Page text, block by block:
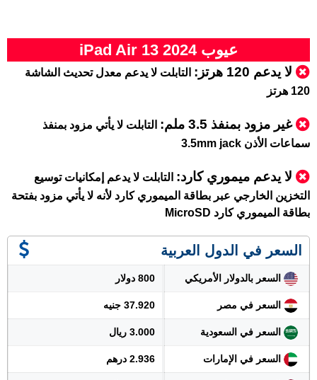
عيوب iPad Air 13 2024
لا يدعم 120 هرتز:
التابلت لا يدعم معدل تحديث الشاشة
120 هرتز
غير مزود بمنفذ 3.5 ملم:
التابلت لا يأتي مزود بمنفذ
سماعات الأذن 3.5mm jack
لا يدعم ميموري كارد: التابلت لا يدعم إمكانيات توسيع
التخزين الخارجي عبر بطاقة الميموري كارد لأنه لا يأتي مزود بفتحة
بطاقة الميموري كارد MicroSD
السعر في الدول العربية
السعر بالدولار الأمريكي 800 دولار
السعر في مصر 37.920 جنيه
السعر في السعودية 3.000 ريال
السعر في الإمارات 2.936 درهم